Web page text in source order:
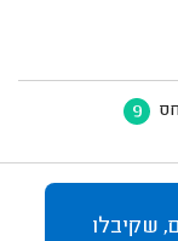
9
שקיבלו